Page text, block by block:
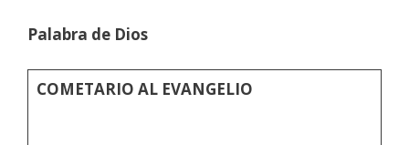
Palabra de Dios
COMETARIO AL EVANGELIO